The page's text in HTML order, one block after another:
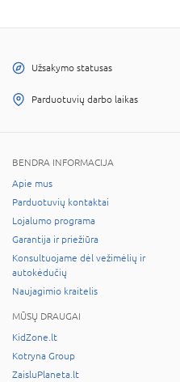
Užsakymo statusas
Parduotuvių darbo laikas
BENDRA INFORMACIJA
Apie mus
Parduotuvių kontaktai
Lojalumo programa
Garantija ir priežiūra
Konsultuojame dėl vežimėlių ir
autokėdučių
Naujagimio kraitelis
MŪSŲ DRAUGAI
KidZone.lt
Kotryna Group
ZaisluPlaneta.lt